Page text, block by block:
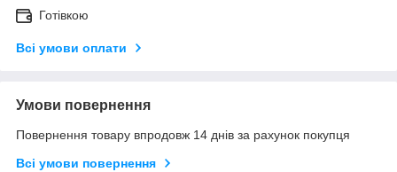
Готівкою
Всі умови оплати
Умови повернення
Повернення товару впродовж 14 днів за рахунок покупця
Всі умови повернення